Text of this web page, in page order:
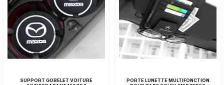
SUPPORT GOBELET VOITURE
PORTE LUNETTE MULTIFONCTION